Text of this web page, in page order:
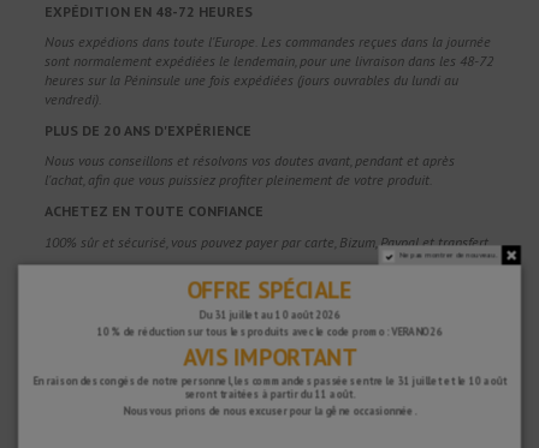
EXPÉDITION EN 48-72 HEURES
Nous expédions dans toute l'Europe. Les commandes reçues dans la journée
sont normalement expédiées le lendemain, pour une livraison dans les 48-72
heures sur la Péninsule une fois expédiées (jours ouvrables du lundi au
vendredi).
PLUS DE 20 ANS D'EXPÉRIENCE
Nous vous conseillons et résolvons vos doutes avant, pendant et après
l'achat, afin que vous puissiez profiter pleinement de votre produit.
ACHETEZ EN TOUTE CONFIANCE
100% sûr et sécurisé, vous pouvez payer par carte, Bizum, Paypal et transfert.
Vous avez 15 jours pour retourner votre achat si vous n'êtes pas entièrement
satisfait et 2 ans de garantie sur tous nos produits.
Description
Ne pas montrer de nouveau.
OFFRE SPÉCIALE
Du 31 juillet au 10 août 2026
10 % de réduction sur tous les produits avec le code promo : VERANO26
AVIS IMPORTANT
En raison des congés de notre personnel, les commandes passées entre le 31 juillet et le 10 août
seront traitées à partir du 11 août.
Nous vous prions de nous excuser pour la gêne occasionnée.